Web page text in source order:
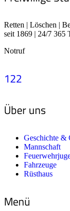
Retten | Löschen |
seit 1869 | 24/7 365
Notruf
122
Über uns
Geschichte &
Mannschaft
Fahrzeuge
Rüsthaus
Menü